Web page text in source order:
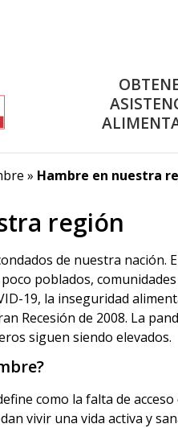
» Hambre en nuestra
región
de nuestra nación.
poblados,
19, la inseguridad
Recesión de 2008. La
siguen siendo elevados.
como la falta de
vivir una vida activa y